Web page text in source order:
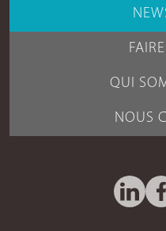
QUI
NOUS